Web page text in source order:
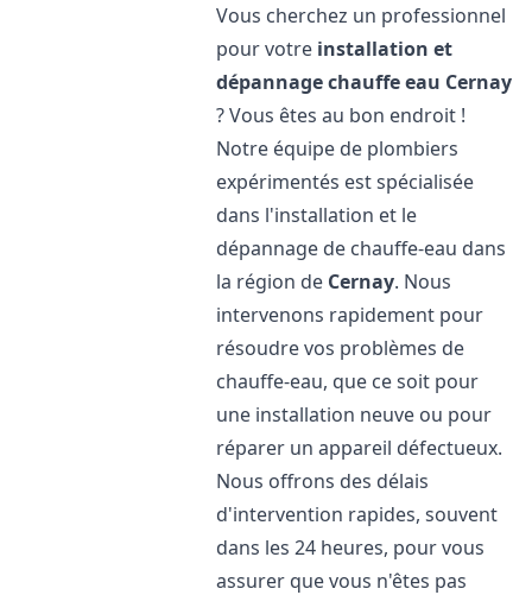
Vous cherchez un professionnel
pour votre installation et
dépannage chauffe eau Cernay
? Vous êtes au bon endroit !
Notre équipe de plombiers
expérimentés est spécialisée
dans l'installation et le
dépannage de chauffe-eau dans
la région de Cernay. Nous
intervenons rapidement pour
résoudre vos problèmes de
chauffe-eau, que ce soit pour
une installation neuve ou pour
réparer un appareil défectueux.
Nous offrons des délais
d'intervention rapides, souvent
dans les 24 heures, pour vous
assurer que vous n'êtes pas